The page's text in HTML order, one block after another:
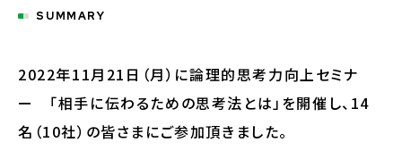
SUMMARY
2022年11月21日（月）に論理的思考力向上セミナ
ー 「相手に伝わるための思考法とは」を開催し、14
名（10社）の皆さまにご参加頂きました。